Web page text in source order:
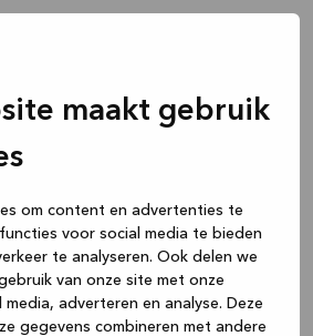
maakt gebruik
om content en advertenties te
voor social media te bieden
te analyseren. Ook delen we
van onze site met onze
adverteren en analyse. Deze
gegevens combineren met andere